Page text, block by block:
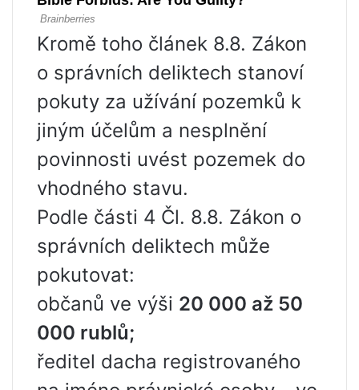
Kromě toho článek 8.8. Zákon
o správních deliktech stanoví
pokuty za užívání pozemků k
jiným účelům a nesplnění
povinnosti uvést pozemek do
vhodného stavu.
Podle části 4 Čl. 8.8. Zákon o
správních deliktech může
pokutovat:
občanů ve výši 20 000 až 50
000 rublů;
ředitel dacha registrovaného